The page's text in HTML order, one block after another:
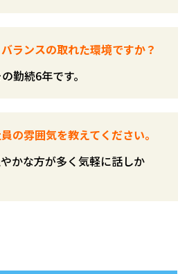
ランスの取れた環境ですか？
勤続6年です。
の雰囲気を教えてください。
かな方が多く気軽に話しか